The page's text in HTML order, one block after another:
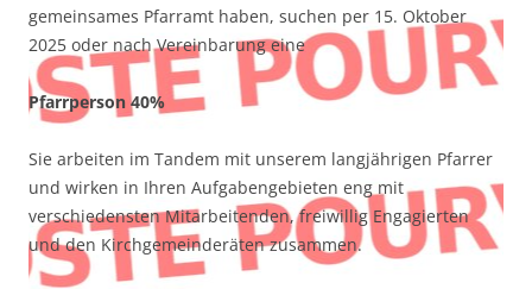
gemeinsames Pfarramt haben, suchen per 15. Oktober
2025 oder nach Vereinbarung eine
Pfarrperson 40%
Sie arbeiten im Tandem mit unserem langjährigen Pfarrer
und wirken in Ihren Aufgabengebieten eng mit
verschiedensten Mitarbeitenden, freiwillig Engagierten
und den Kirchgemeinderäten zusammen.